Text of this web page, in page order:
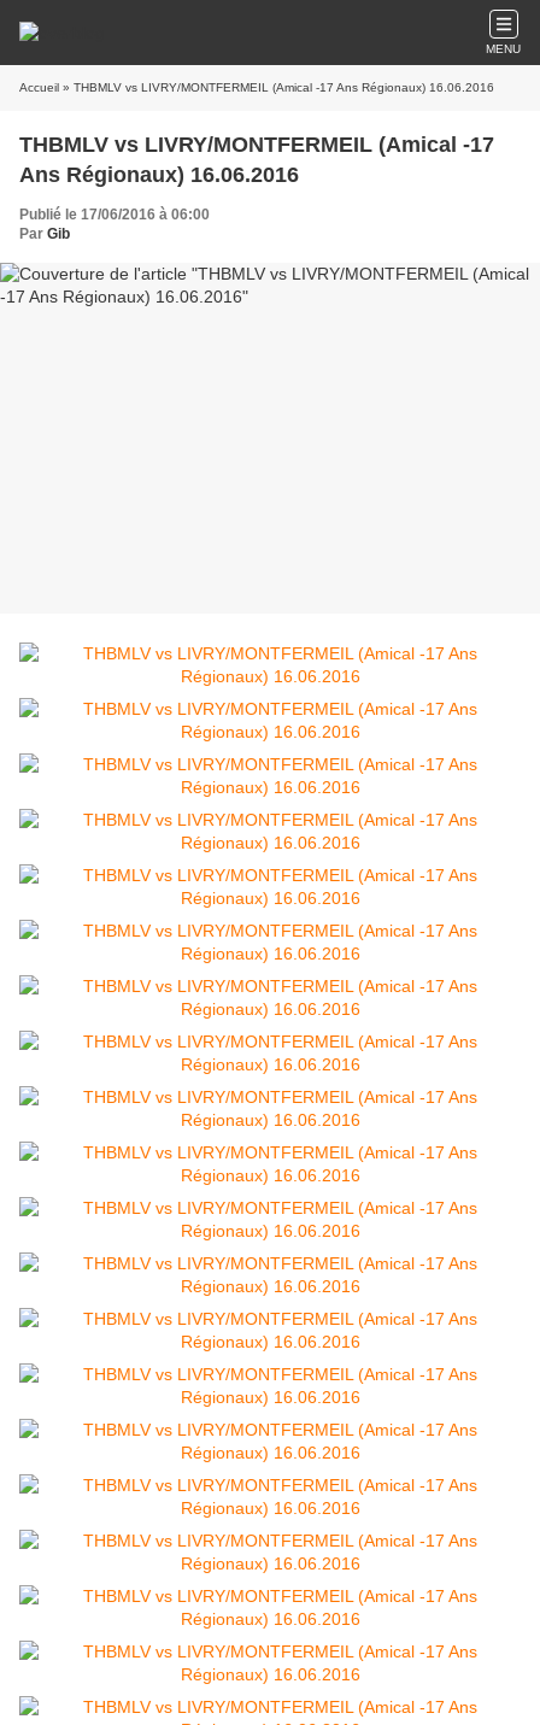
MENU
Accueil » THBMLV vs LIVRY/MONTFERMEIL (Amical -17 Ans Régionaux) 16.06.2016
THBMLV vs LIVRY/MONTFERMEIL (Amical -17
Ans Régionaux) 16.06.2016
Publié le 17/06/2016 à 06:00
Par Gib